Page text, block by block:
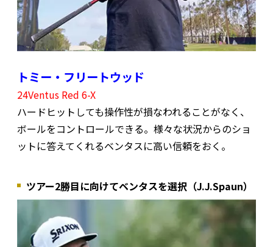
トミー・フリートウッド
24Ventus Red 6-X
ハードヒットしても操作性が損なわれることがなく、
ボールをコントロールできる。様々な状況からのショ
ットに答えてくれるベンタスに高い信頼をおく。
ツアー2勝目に向けてベンタスを選択（J.J.Spaun）